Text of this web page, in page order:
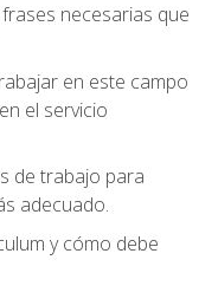
necesarias que
en este campo
el servicio
de trabajo para
adecuado.
y cómo debe